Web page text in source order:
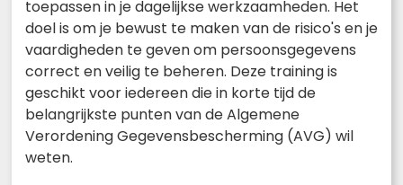
toepassen in je dagelijkse werkzaamheden. Het
doel is om je bewust te maken van de risico's en je
vaardigheden te geven om persoonsgegevens
correct en veilig te beheren. Deze training is
geschikt voor iedereen die in korte tijd de
belangrijkste punten van de Algemene
Verordening Gegevensbescherming (AVG) wil
weten.